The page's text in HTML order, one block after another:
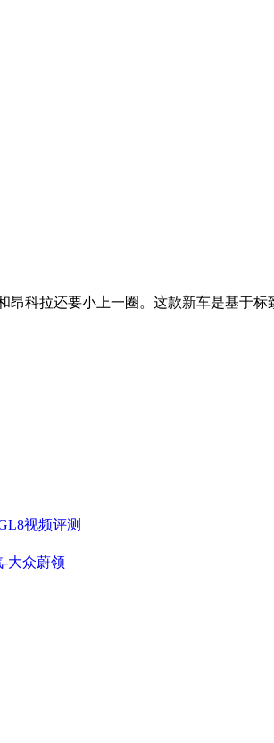
科拉还要小上一圈。这款新车是基于
视频评测
大众蔚领